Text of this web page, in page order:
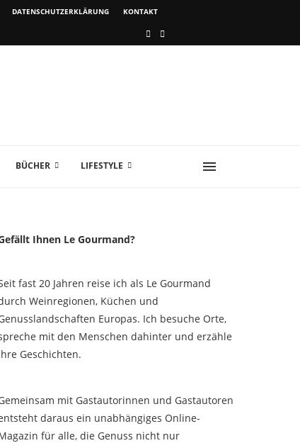
DATENSCHUTZERKLÄRUNG KONTAKT
BÜCHER LIFESTYLE
Ihnen Le Gourmand?
fast 20 Jahren reise ich als Le Gourmand
Weinregionen, Küchen und
Europas. Ich besuche Orte,
mit den Menschen dahinter und erzähle
Geschichten.
mit Gastautorinnen und Gastautoren
daraus ein unabhängiges Online-
für alle, die Genuss nicht nur